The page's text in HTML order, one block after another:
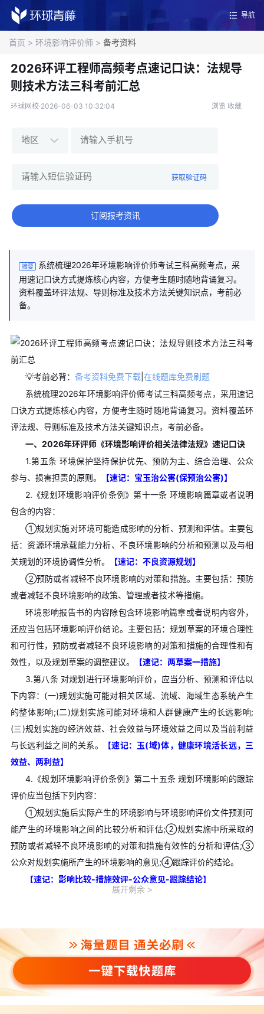
导航
首页 > 环境影响评价师 > 备考资料
2026环评工程师高频考点速记口诀：法规导
则技术方法三科考前汇总
环球网校·2026-06-03 10:32:04 浏览 收藏
获取验证码
订阅报考资讯
摘要
系统梳理2026年环境影响评价师考试三科高频考点，采
用速记口诀方式提炼核心内容，方便考生随时随地背诵复习。
资料覆盖环评法规、导则标准及技术方法关键知识点，考前必
备。
💡考前必背： 备考资料免费下载| 在线题库免费刷题
系统梳理2026年环境影响评价师考试三科高频考点，采用速记
口诀方式提炼核心内容，方便考生随时随地背诵复习。资料覆盖环
评法规、导则标准及技术方法关键知识点，考前必备。
一、2026年环评师《环境影响评价相关法律法规》速记口诀
1.第五条 环境保护坚持保护优先、预防为主、综合治理、公众
参与、损害担责的原则。
【速记：宝玉治公害(保预治公害)】
2.《规划环境影响评价条例》第十一条 环境影响篇章或者说明
包含的内容：
①规划实施对环境可能造成影响的分析、预测和评估。主要包
括：资源环境承载能力分析、不良环境影响的分析和预测以及与相
关规划的环境协调性分析。
【速记：不良资源规划】
②预防或者减轻不良环境影响的对策和措施。主要包括：预防
或者减轻不良环境影响的政策、管理或者技术等措施。
环境影响报告书的内容除包含环境影响篇章或者说明内容外，
还应当包括环境影响评价结论。主要包括：规划草案的环境合理性
和可行性，预防或者减轻不良环境影响的对策和措施的合理性和有
效性，以及规划草案的调整建议。
【速记：两草案一措施】
3.第八条 对规划进行环境影响评价，应当分析、预测和评估以
下内容：(一)规划实施可能对相关区域、流域、海域生态系统产生
的整体影响;(二)规划实施可能对环境和人群健康产生的长远影响;
(三)规划实施的经济效益、社会效益与环境效益之间以及当前利益
与长远利益之间的关系。
【速记：玉(域)体，健康环境活长远，三
效益、两利益】
4.《规划环境影响评价条例》第二十五条 规划环境影响的跟踪
评价应当包括下列内容：
①规划实施后实际产生的环境影响与环境影响评价文件预测可
能产生的环境影响之间的比较分析和评估;②规划实施中所采取的
预防或者减轻不良环境影响的对策和措施有效性的分析和评估;③
公众对规划实施所产生的环境影响的意见;④跟踪评价的结论。
【速记：影响比较-措施效评-公众意见-跟踪结论】
5.规划实施过程中产生重大不良环境影响时的应对措施
总量超标区域限批】
点击下载完整版>>>2026年环境影响评价师《环境影响评价
相关法律法规》速记口诀
二、2026年环评师《环境影响评价技术导则与标准》速记口诀
1.短期浓度指某污染物的评价时段小于等于24h的平均质量浓
展开剩余